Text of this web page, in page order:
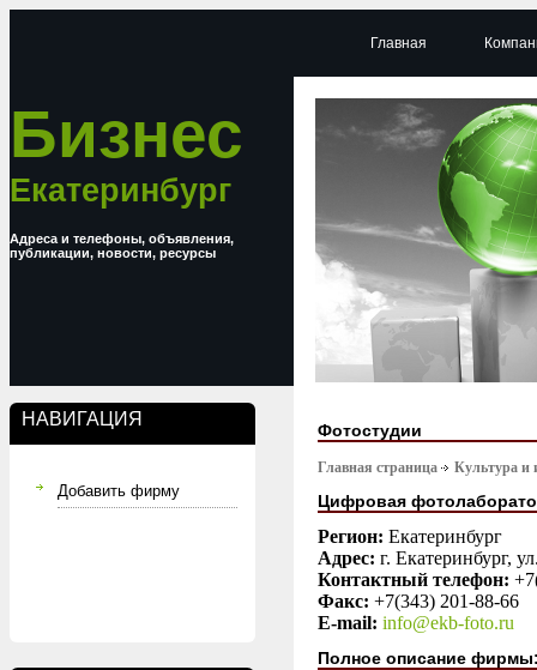
Бизнес
Екатеринбург
Адреса и телефоны, объявления,
публикации, новости, ресурсы
НАВИГАЦИЯ
Добавить фирму
Главная
Фотостудии
Главная страница Культура и
Цифровая
Регион: Екатеринбург
Адрес: г. Екатеринбург,
Контактный телефон:
Факс: +7(343) 201-88-66
E-mail: info@ekb-foto.ru
Полное описание